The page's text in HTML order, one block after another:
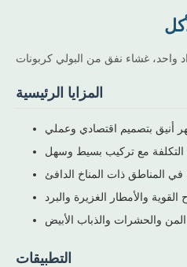
واحد، غشاء نفق من البولي كربونات
المزايا الرئيسية
أنيق بتصميم اقتصادي وعملي
مع تركيب بسيط وسهل
في المناطق ذات المناخ الدافئ
والأمطار الغزيرة والبرد
والحشرات والذباب الأبيض
التطبيقات